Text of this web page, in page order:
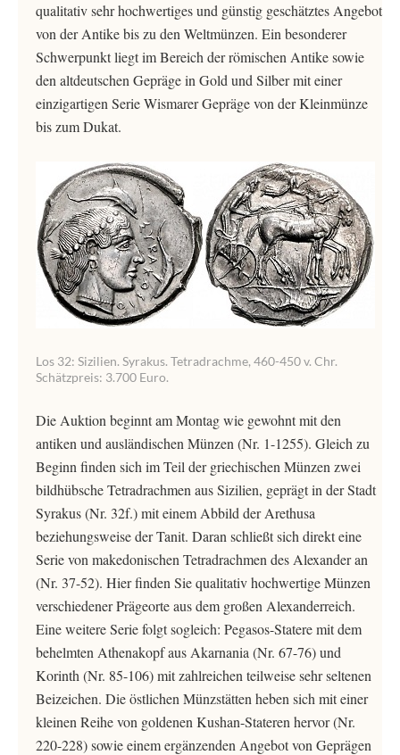
qualitativ sehr hochwertiges und günstig geschätztes Angebot
von der Antike bis zu den Weltmünzen. Ein besonderer
Schwerpunkt liegt im Bereich der römischen Antike sowie
den altdeutschen Gepräge in Gold und Silber mit einer
einzigartigen Serie Wismarer Gepräge von der Kleinmünze
bis zum Dukat.
Los 32: Sizilien. Syrakus. Tetradrachme, 460-450 v. Chr.
Schätzpreis: 3.700 Euro.
Die Auktion beginnt am Montag wie gewohnt mit den
antiken und ausländischen Münzen (Nr. 1-1255). Gleich zu
Beginn finden sich im Teil der griechischen Münzen zwei
bildhübsche Tetradrachmen aus Sizilien, geprägt in der Stadt
Syrakus (Nr. 32f.) mit einem Abbild der Arethusa
beziehungsweise der Tanit. Daran schließt sich direkt eine
Serie von makedonischen Tetradrachmen des Alexander an
(Nr. 37-52). Hier finden Sie qualitativ hochwertige Münzen
verschiedener Prägeorte aus dem großen Alexanderreich.
Eine weitere Serie folgt sogleich: Pegasos-Statere mit dem
behelmten Athenakopf aus Akarnania (Nr. 67-76) und
Korinth (Nr. 85-106) mit zahlreichen teilweise sehr seltenen
Beizeichen. Die östlichen Münzstätten heben sich mit einer
kleinen Reihe von goldenen Kushan-Stateren hervor (Nr.
220-228) sowie einem ergänzenden Angebot von Geprägen